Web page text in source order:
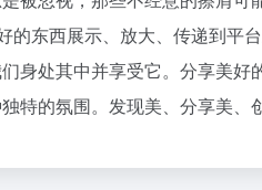
的东西展示、放大、传递到平
身处其中并享受它。分享美
特的氛围。发现美、分享美、